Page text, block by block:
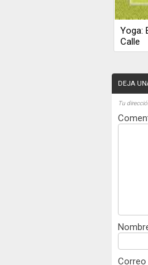
Yoga:
Calle
DEJA
Tu